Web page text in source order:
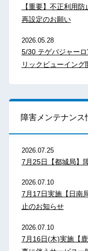
【重要】不正利用
再設定のお願い
2026.05.28
5/30 テゲバジャー
リックビューイング
障害メンテナンス
2026.07.25
7月25日【都城局】
2026.07.10
7月17日実施【日南
止のお知らせ
2026.07.10
7月16日(木)実施【